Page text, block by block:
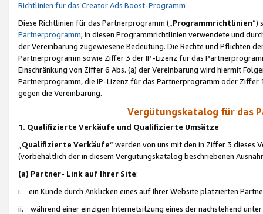
Richtlinien für das Creator Ads Boost-Programm
Diese Richtlinien für das Partnerprogramm („Programmrichtlinien“)
Partnerprogramm; in diesen Programmrichtlinien verwendete und
der Vereinbarung zugewiesene Bedeutung. Die Rechte und Pflichten
Partnerprogramm sowie Ziffer 3 der IP-Lizenz für das
Einschränkung von Ziffer 6 Abs. (a) der Vereinbarung wird hiermit
Partnerprogramm, die IP-Lizenz für das Partnerprogramm oder
gegen die Vereinbarung.
Vergütungskatalog für das
1. Qualifizierte Verkäufe und Qualifizierte Umsätze
Qualifizierte Verkäufe“ werden von uns mit den in Ziffer 3
(vorbehaltlich der in diesem Vergütungskatalog beschriebenen
(a) Partner- Link auf Ihrer Site:
i. ein Kunde durch Anklicken eines auf Ihrer Website platzierten
ii. während einer einzigen Internetsitzung eines der nachstehend